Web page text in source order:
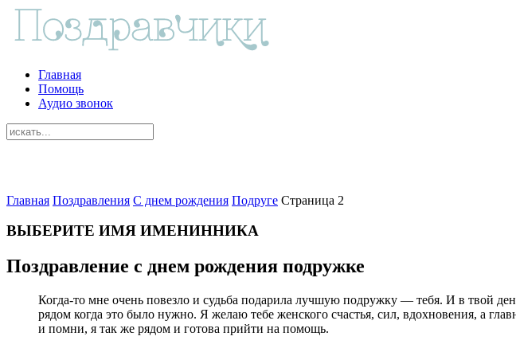
Главная
Помощь
Аудио звонок
Главная Поздравления С днем рождения Подруге Страница 2
ВЫБЕРИТЕ ИМЯ ИМЕНИННИКА
Поздравление с днем рождения подружке
Когда-то мне очень повезло и судьба подарила лучшую подружку — тебя. И в твой
рядом когда это было нужно. Я желаю тебе женского счастья, сил, вдохновения, а
и помни, я так же рядом и готова прийти на помощь.